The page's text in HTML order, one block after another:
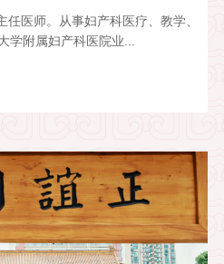
医师。从事妇产科医疗、教学、
学附属妇产科医院业...